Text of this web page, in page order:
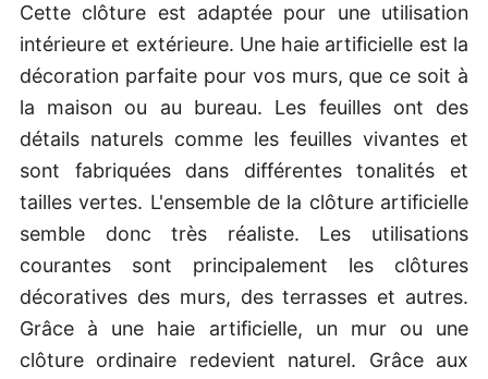
Cette clôture est adaptée pour une utilisation
intérieure et extérieure. Une haie artificielle est la
décoration parfaite pour vos murs, que ce soit à
la maison ou au bureau. Les feuilles ont des
détails naturels comme les feuilles vivantes et
sont fabriquées dans différentes tonalités et
tailles vertes. L'ensemble de la clôture artificielle
semble donc très réaliste. Les utilisations
courantes sont principalement les clôtures
décoratives des murs, des terrasses et autres.
Grâce à une haie artificielle, un mur ou une
clôture ordinaire redevient naturel. Grâce aux